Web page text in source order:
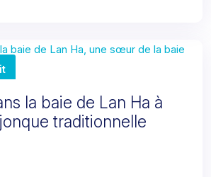
la baie de Lan Ha à
traditionnelle